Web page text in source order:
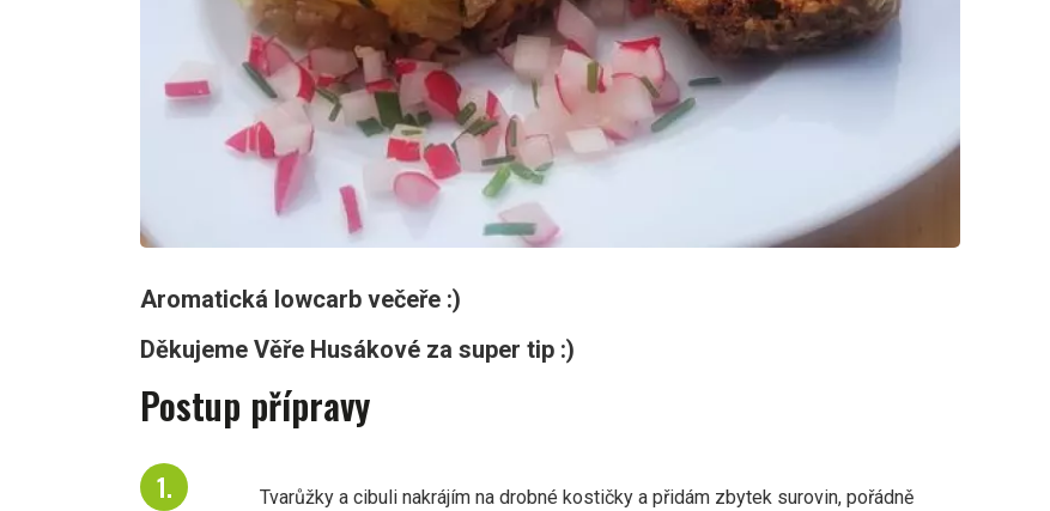
Aromatická lowcarb večeře :)
Děkujeme Věře Husákové za super tip :)
Postup přípravy
Tvarůžky a cibuli nakrájím na drobné kostičky a přidám zbytek surovin, pořádně